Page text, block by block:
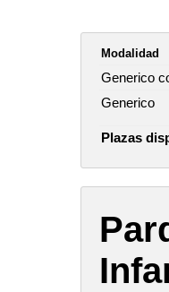
Modalidad
Generico
Generico
Plazas